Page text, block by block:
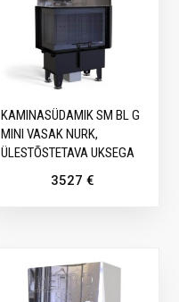
KAMINASÜDAMIK SM BL G
MINI VASAK NURK,
ÜLESTÕSTETAVA UKSEGA
3527€